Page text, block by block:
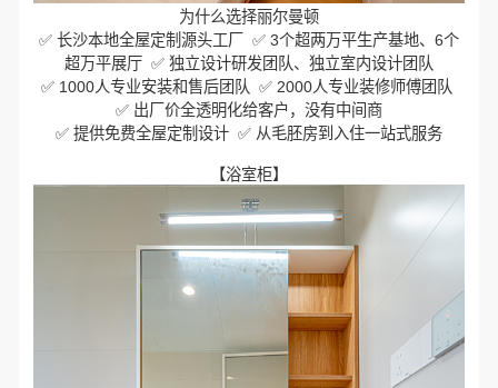
为什么选择丽尔曼顿
✅ 长沙本地全屋定制源头工厂 ✅ 3个超两万平生产基地、6个
超万平展厅 ✅ 独立设计研发团队、独立室内设计团队
✅ 1000人专业安装和售后团队 ✅ 2000人专业装修师傅团队
✅ 出厂价全透明化给客户，没有中间商
✅ 提供免费全屋定制设计 ✅ 从毛胚房到入住一站式服务
【浴室柜】